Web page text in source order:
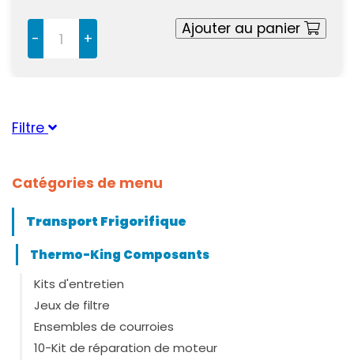
- +
Ajouter au panier
Filtre
Thermostat(1)
Convient pour la marque
Carrier(1)
ThermoKing (1)
Unit Serie
Catégories de menu
Transport Frigorifique
Thermo-King Composants
Kits d'entretien
Jeux de filtre
Ensembles de courroies
10-Kit de réparation de moteur